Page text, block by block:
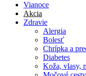
Vianoce
Akcia
Zdravie
Alergia
Bolesť
Chrípka a
Diabetes
Koža, vlasy,